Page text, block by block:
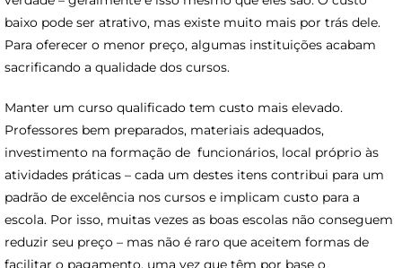
baixo pode ser atrativo, mas existe muito mais por trás dele.
Para oferecer o menor preço, algumas instituições acabam
sacrificando a qualidade dos cursos.
Manter um curso qualificado tem custo mais elevado.
Professores bem preparados, materiais adequados,
investimento na formação de funcionários, local próprio às
atividades práticas – cada um destes itens contribui para um
padrão de excelência nos cursos e implicam custo para a
escola. Por isso, muitas vezes as boas escolas não conseguem
reduzir seu preço – mas não é raro que aceitem formas de
facilitar o pagamento, uma vez que têm por base o